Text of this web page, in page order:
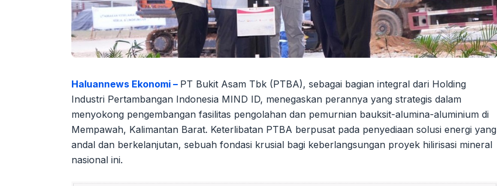
Haluannews Ekonomi – PT Bukit Asam Tbk (PTBA), sebagai bagian integral dari Holding
Industri Pertambangan Indonesia MIND ID, menegaskan perannya yang strategis dalam
menyokong pengembangan fasilitas pengolahan dan pemurnian bauksit-alumina-aluminium di
Mempawah, Kalimantan Barat. Keterlibatan PTBA berpusat pada penyediaan solusi energi yang
andal dan berkelanjutan, sebuah fondasi krusial bagi keberlangsungan proyek hilirisasi mineral
nasional ini.